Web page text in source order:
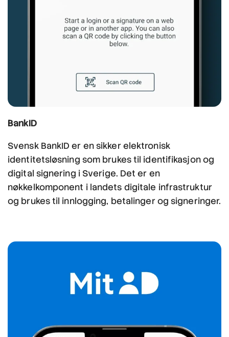
BankID
Svensk BankID er en sikker elektronisk
identitetsløsning som brukes til identifikasjon og
digital signering i Sverige. Det er en
nøkkelkomponent i landets digitale infrastruktur
og brukes til innlogging, betalinger og signeringer.